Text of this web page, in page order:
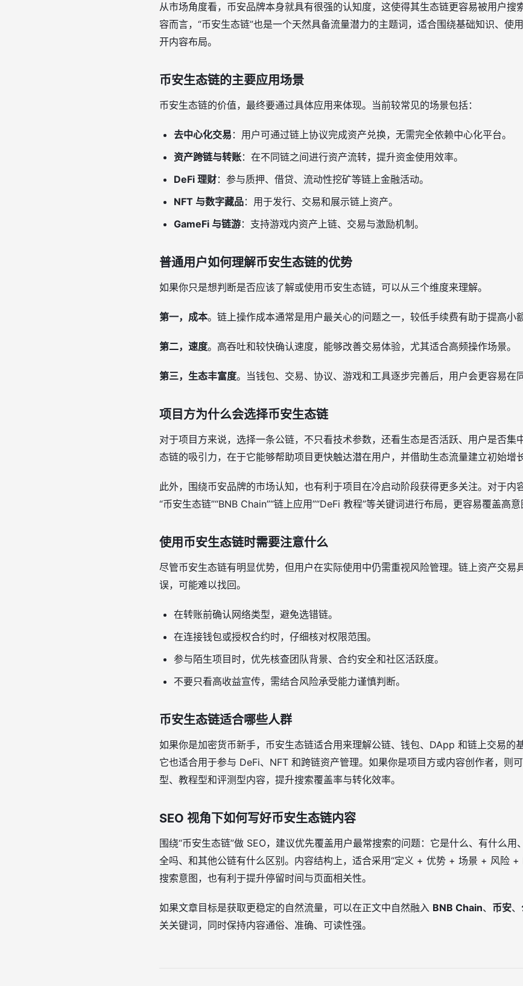
从市场角度看，币安品牌本身就具有很强的认知度，这使得其生态链更容易被用户搜
容而言，“币安生态链”也是一个天然具备流量潜力的主题词，适合围绕基础知识、使
开内容布局。
币安生态链的主要应用场景
币安生态链的价值，最终要通过具体应用来体现。当前较常见的场景包括：
去中心化交易 ：用户可通过链上协议完成资产兑换，无需完全依赖中心化平台。
资产跨链与转账：在不同链之间进行资产流转，提升资金使用效率。
DeFi 理财：参与质押、借贷、流动性挖矿等链上金融活动。
NFT 与数字藏品：用于发行、交易和展示链上资产。
GameFi 与链游：支持游戏内资产上链、交易与激励机制。
普通用户如何理解币安生态链的优势
如果你只是想判断是否应该了解或使用币安生态链，可以从三个维度来理解。
第一，成本。链上操作成本通常是用户最关心的问题之一，较低手续费有助于提高小
第二，速度。高吞吐和较快确认速度，能够改善交易体验，尤其适合高频操作场景。
第三，生态丰富度。当钱包、交易、协议、游戏和工具逐步完善后，用户会更容易在
项目方为什么会选择币安生态链
对于项目方来说，选择一条公链，不只看技术参数，还看生态是否活跃、用户是否集
态链的吸引力，在于它能够帮助项目更快触达潜在用户，并借助生态流量建立初始增长
此外，围绕币安品牌的市场认知，也有利于项目在冷启动阶段获得更多关注。对于内
“币安生态链”“BNB Chain”“链上应用”“DeFi 教程”等关键词进行布局，更容易覆盖高意
使用币安生态链时需要注意什么
尽管币安生态链有明显优势，但用户在实际使用中仍需重视风险管理。链上资产交易
误，可能难以找回。
在转账前确认网络类型，避免选错链。
在连接钱包或授权合约时，仔细核对权限范围。
参与陌生项目时，优先核查团队背景、合约安全和社区活跃度。
不要只看高收益宣传，需结合风险承受能力谨慎判断。
币安生态链适合哪些人群
如果你是加密货币新手，币安生态链适合用来理解公链、钱包、DApp 和链上交易的
它也适合用于参与 DeFi、NFT 和跨链资产管理。如果你是项目方或内容创作者，则
型、教程型和评测型内容，提升搜索覆盖率与转化效率。
SEO 视角下如何写好币安生态链内容
围绕“币安生态链”做 SEO，建议优先覆盖用户最常搜索的问题：它是什么、有什么用
全吗、和其他公链有什么区别。内容结构上，适合采用“定义 + 优势 + 场景 + 风险 +
搜索意图，也有利于提升停留时间与页面相关性。
如果文章目标是获取更稳定的自然流量，可以在正文中自然融入 BNB Chain、 币安、
关关键词，同时保持内容通俗、准确、可读性强。